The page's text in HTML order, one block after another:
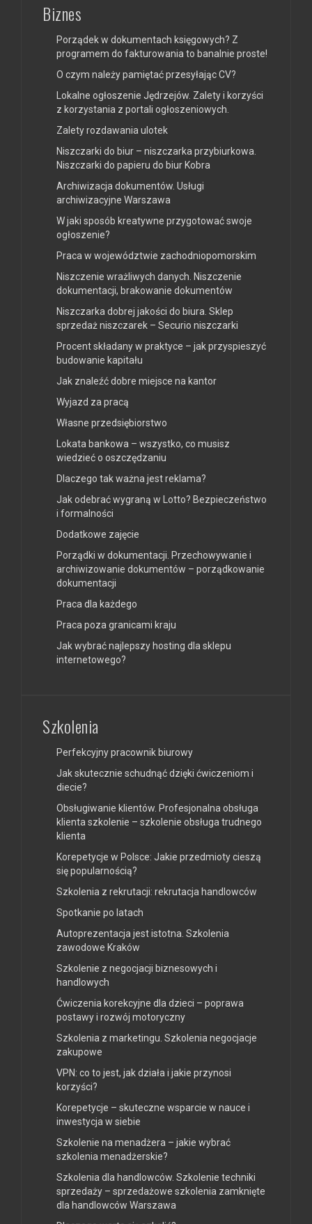
Biznes
Porządek w dokumentach księgowych? Z
programem do fakturowania to banalnie proste!
O czym należy pamiętać przesyłając CV?
Lokalne ogłoszenie Jędrzejów. Zalety i korzyści
z korzystania z portali ogłoszeniowych.
Zalety rozdawania ulotek
Niszczarki do biur – niszczarka przybiurkowa.
Niszczarki do papieru do biur Kobra
Archiwizacja dokumentów. Usługi
archiwizacyjne Warszawa
W jaki sposób kreatywne przygotować swoje
ogłoszenie?
Praca w województwie zachodniopomorskim
Niszczenie wrażliwych danych. Niszczenie
dokumentacji, brakowanie dokumentów
Niszczarka dobrej jakości do biura. Sklep
sprzedaż niszczarek – Securio niszczarki
Procent składany w praktyce – jak przyspieszyć
budowanie kapitału
Jak znaleźć dobre miejsce na kantor
Wyjazd za pracą
Własne przedsiębiorstwo
Lokata bankowa – wszystko, co musisz
wiedzieć o oszczędzaniu
Dlaczego tak ważna jest reklama?
Jak odebrać wygraną w Lotto? Bezpieczeństwo
i formalności
Dodatkowe zajęcie
Porządki w dokumentacji. Przechowywanie i
archiwizowanie dokumentów – porządkowanie
dokumentacji
Praca dla każdego
Praca poza granicami kraju
Jak wybrać najlepszy hosting dla sklepu
internetowego?
Szkolenia
Perfekcyjny pracownik biurowy
Jak skutecznie schudnąć dzięki ćwiczeniom i
diecie?
Obsługiwanie klientów. Profesjonalna obsługa
klienta szkolenie – szkolenie obsługa trudnego
klienta
Korepetycje w Polsce: Jakie przedmioty cieszą
się popularnością?
Szkolenia z rekrutacji: rekrutacja handlowców
Spotkanie po latach
Autoprezentacja jest istotna. Szkolenia
zawodowe Kraków
Szkolenie z negocjacji biznesowych i
handlowych
Ćwiczenia korekcyjne dla dzieci – poprawa
postawy i rozwój motoryczny
Szkolenia z marketingu. Szkolenia negocjacje
zakupowe
VPN: co to jest, jak działa i jakie przynosi
korzyści?
Korepetycje – skuteczne wsparcie w nauce i
inwestycja w siebie
Szkolenie na menadżera – jakie wybrać
szkolenia menadżerskie?
Szkolenia dla handlowców. Szkolenie techniki
sprzedaży – sprzedażowe szkolenia zamknięte
dla handlowców Warszawa